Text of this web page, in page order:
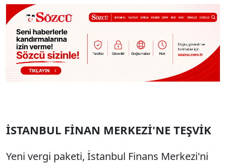
İSTANBUL FİNAN MERKEZİ'NE TEŞVİK
Yeni vergi paketi, İstanbul Finans Merkezi'ni